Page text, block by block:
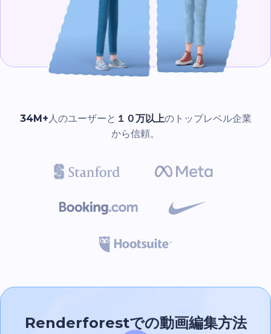
34M+人のユーザーと １０万以上のトップレベル企業
から信頼。
Renderforestでの動画編集方法